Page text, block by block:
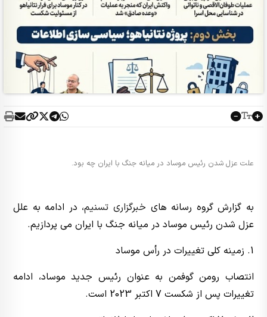
علت عزل شدن رئیس موساد در میانه جنگ با ایران چه بود.
به گزارش گروه رسانه های خبرگزاری تسنیم، در ادامه به علل
عزل شدن رئیس موساد در میانه جنگ با ایران می پردازیم.
1. زمینه کلی تغییرات در رأس موساد
انتصاب رومن گوفمن به عنوان رئیس جدید موساد، ادامه
تغییرات پس از شکست 7 اکتبر 2023 است.